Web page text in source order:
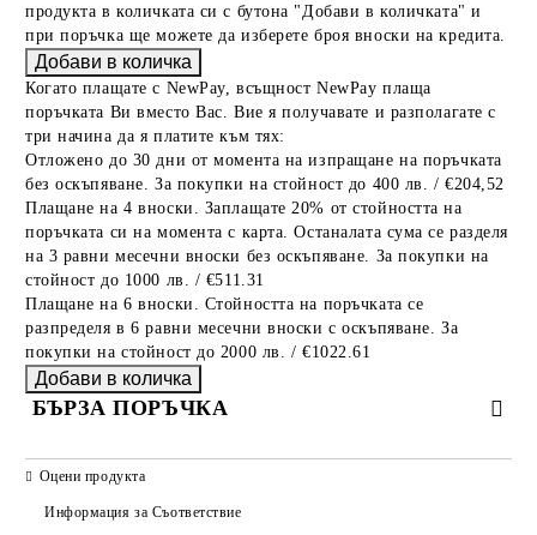
продукта в количката си с бутона "Добави в количката" и
при поръчка ще можете да изберете броя вноски на кредита.
Когато плащате с NewPay, всъщност NewPay плаща
поръчката Ви вместо Вас. Вие я получавате и разполагате с
три начина да я платите към тях:
Отложено до 30 дни от момента на изпращане на поръчката
без оскъпяване. За покупки на стойност до 400 лв. / €204,52
Плащане на 4 вноски. Заплащате 20% от стойността на
поръчката си на момента с карта. Останалата сума се разделя
на 3 равни месечни вноски без оскъпяване. За покупки на
стойност до 1000 лв. / €511.31
Плащане на 6 вноски. Стойността на поръчката се
разпределя в 6 равни месечни вноски с оскъпяване. За
покупки на стойност до 2000 лв. / €1022.61
БЪРЗА ПОРЪЧКА
Оцени продукта
Информация за Съответствие